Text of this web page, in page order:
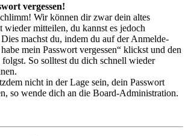
vergessen!
Wir können dir zwar dein altes
wieder mitteilen, du kannst es jedoch
machst du, indem du auf der Anmelde-
mein Passwort vergessen“ klickst und den
So solltest du dich schnell wieder
nicht in der Lage sein, dein Passwort
so wende dich an die Board-Administration.